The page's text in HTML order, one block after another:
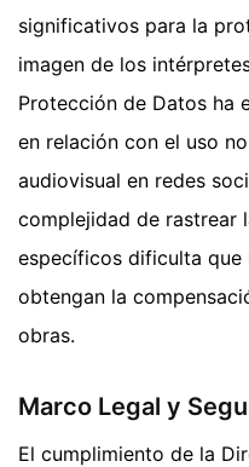
significativos para la
imagen de los
Protección de Datos ha
en relación con el uso
audiovisual en redes
complejidad de rastrear
específicos dificulta que
obtengan la
obras.
Marco Legal y
El cumplimiento de la